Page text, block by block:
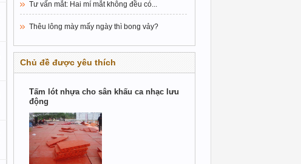
Tư vấn mắt: Hai mí mắt không đều có...
Thêu lông mày mấy ngày thì bong vảy?
Chủ đề được yêu thích
Tấm lót nhựa cho sân khấu ca nhạc lưu
động